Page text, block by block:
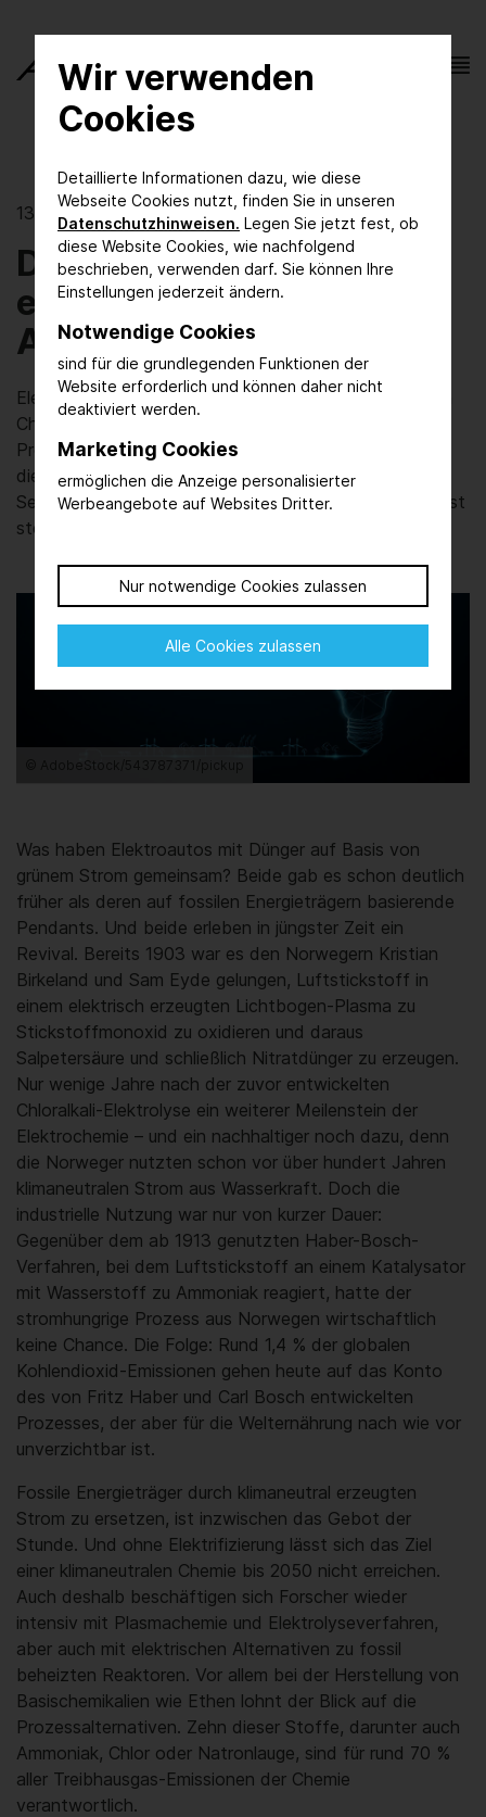
Wir verwenden
Cookies
Detaillierte Informationen dazu, wie diese
Webseite Cookies nutzt, finden Sie in unseren
Datenschutzhinweisen. Legen Sie jetzt fest, ob
diese Website Cookies, wie nachfolgend
beschrieben, verwenden darf. Sie können Ihre
Einstellungen jederzeit ändern.
Notwendige Cookies
sind für die grundlegenden Funktionen der
Website erforderlich und können daher nicht
deaktiviert werden.
Marketing Cookies
ermöglichen die Anzeige personalisierter
Werbeangebote auf Websites Dritter.
Nur notwendige Cookies zulassen
Alle Cookies zulassen
13.09.2023 | Green Innovation
Die Chemie wird
elektrisch – und nutzt
Abfälle als Rohstoff
Elektrifizierung ist der Schlüssel zu einer klimaneutralen
Chemie. Doch es braucht mehr als elektrisch beheizte
Prozesse. Ob direkte Stromnutzung, Power-to-X oder
die Kombination von strombasierten Verfahren mit
Sekundärrohstoffen – das Technologieportfolio wächst
stetig und hat noch großes Potenzial.
© AdobeStock/543787371/pickup
Was haben Elektroautos mit Dünger auf Basis von
grünem Strom gemeinsam? Beide gab es schon deutlich
früher als deren auf fossilen Energieträgern basierende
Pendants. Und beide erleben in jüngster Zeit ein
Revival. Bereits 1903 war es den Norwegern Kristian
Birkeland und Sam Eyde gelungen, Luftstickstoff in
einem elektrisch erzeugten Lichtbogen-Plasma zu
Stickstoffmonoxid zu oxidieren und daraus
Salpetersäure und schließlich Nitratdünger zu erzeugen.
Nur wenige Jahre nach der zuvor entwickelten
Chloralkali-Elektrolyse ein weiterer Meilenstein der
Elektrochemie – und ein nachhaltiger noch dazu, denn
die Norweger nutzten schon vor über hundert Jahren
klimaneutralen Strom aus Wasserkraft. Doch die
industrielle Nutzung war nur von kurzer Dauer:
Gegenüber dem ab 1913 genutzten Haber-Bosch-
Verfahren, bei dem Luftstickstoff an einem Katalysator
mit Wasserstoff zu Ammoniak reagiert, hatte der
stromhungrige Prozess aus Norwegen wirtschaftlich
keine Chance. Die Folge: Rund 1,4 % der globalen
Kohlendioxid-Emissionen gehen heute auf das Konto
des von Fritz Haber und Carl Bosch entwickelten
Prozesses, der aber für die Welternährung nach wie vor
unverzichtbar ist.
Fossile Energieträger durch klimaneutral erzeugten
Strom zu ersetzen, ist inzwischen das Gebot der
Stunde. Und ohne Elektrifizierung lässt sich das Ziel
einer klimaneutralen Chemie bis 2050 nicht erreichen.
Auch deshalb beschäftigen sich Forscher wieder
intensiv mit Plasmachemie und Elektrolyseverfahren,
aber auch mit elektrischen Alternativen zu fossil
beheizten Reaktoren. Vor allem bei der Herstellung von
Basischemikalien wie Ethen lohnt der Blick auf die
Prozessalternativen. Zehn dieser Stoffe, darunter auch
Ammoniak, Chlor oder Natronlauge, sind für rund 70 %
aller Treibhausgas-Emissionen der Chemie
verantwortlich.